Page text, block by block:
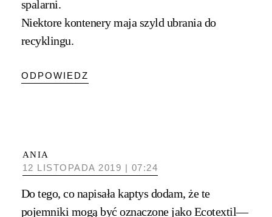
spalarni.
Niektore kontenery maja szyld ubrania do
recyklingu.
ODPOWIEDZ
ANIA
12 LISTOPADA 2019 | 07:24
Do tego, co napisała kaptys dodam, że te
pojemniki mogą być oznaczone jako Ecotextil—